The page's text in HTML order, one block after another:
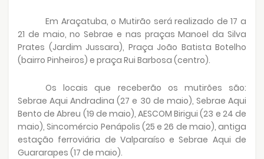
Em Araçatuba, o Mutirão será realizado de 17 a
21 de maio, no Sebrae e nas praças Manoel da Silva
Prates (Jardim Jussara), Praça João Batista Botelho
(bairro Pinheiros) e praça Rui Barbosa (centro).
Os locais que receberão os mutirões são:
Sebrae Aqui Andradina (27 e 30 de maio), Sebrae Aqui
Bento de Abreu (19 de maio), AESCOM Birigui (23 e 24 de
maio), Sincomércio Penápolis (25 e 26 de maio), antiga
estação ferroviária de Valparaíso e Sebrae Aqui de
Guararapes (17 de maio).